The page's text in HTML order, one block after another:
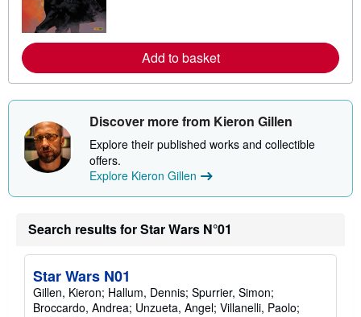
e
a
t
s
h
i
p
i
g
a
t
Add to basket
Discover more from Kieron Gillen
Explore their published works and collectible
offers.
Explore Kieron Gillen
Search results for Star Wars N°01
Star Wars N01
Gillen, Kieron; Hallum, Dennis; Spurrier, Simon;
Broccardo, Andrea; Unzueta, Angel; Villanelli, Paolo;